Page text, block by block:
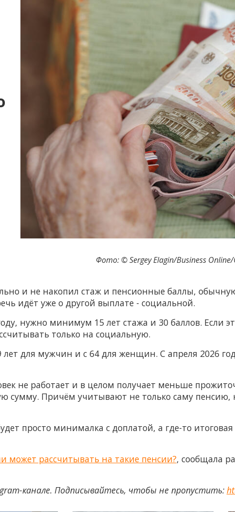
Фото: © Sergey Elagin/Business Online/
и не накопил стаж и пенсионные баллы,
идёт уже о другой выплате - социальной.
нужно минимум 15 лет стажа и 30 баллов. Если
только на социальную.
для мужчин и с 64 для женщин. С апреля 2026
не работает и в целом получает меньше
сумму. Причём учитывают не только саму пенсию,
просто минималка с доплатой, а где-то
может рассчитывать на такие пенсии?, сообщала
канале. Подписывайтесь, чтобы не пропустить: